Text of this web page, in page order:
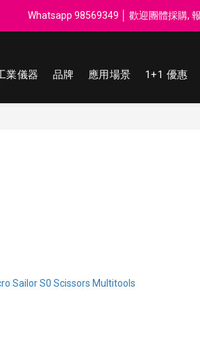
享每$50回贈$1 │ 滿HK$899 送 N-rit
Whatsapp 98569349 │ 歡迎團體採購,
享每$50回贈$1 │ 滿HK$899 送 N-rit
業儀器 品牌 應用場景 1+1 優惠